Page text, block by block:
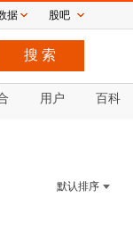
用户 百科
默认排序
据 股吧